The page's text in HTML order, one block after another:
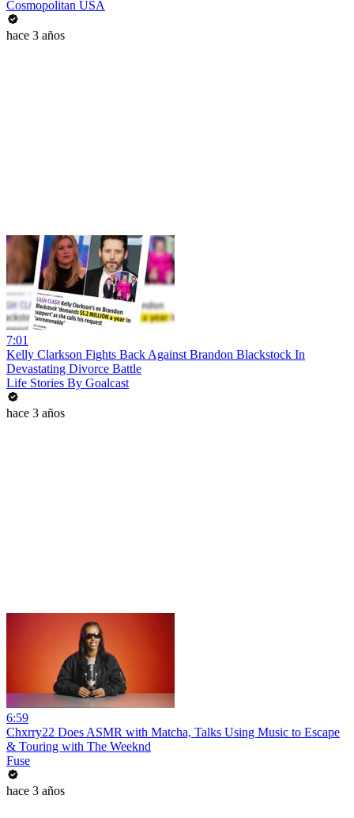
Cosmopolitan USA
hace 3 años
7:01
Kelly Clarkson Fights Back Against Brandon Blackstock In
Devastating Divorce Battle
Life Stories By Goalcast
hace 3 años
6:59
Chxrry22 Does ASMR with Matcha, Talks Using Music to Escape
& Touring with The Weeknd
Fuse
hace 3 años